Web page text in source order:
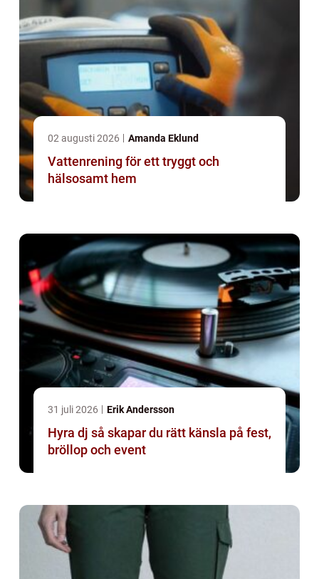
02 augusti 2026 Amanda Eklund
Vattenrening för ett tryggt och
hälsosamt hem
31 juli 2026 Erik Andersson
Hyra dj så skapar du rätt känsla på fest,
bröllop och event